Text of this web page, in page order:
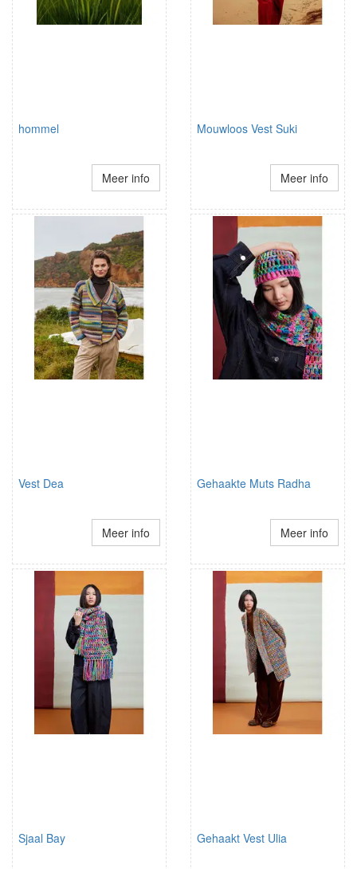
hommel
Meer info
Mouwloos Vest Suki
Meer info
Vest Dea
Meer info
Gehaakte Muts Radha
Meer info
Sjaal Bay Gehaakt Vest Ulia